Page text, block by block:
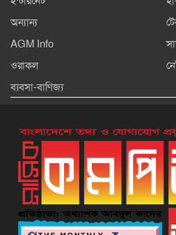
অন্যান্য
AGM Info
ওরাকল
ব্যবসা-বাণিজ্য